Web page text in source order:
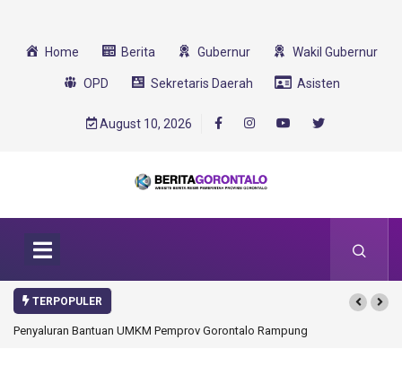
Home Berita Gubernur Wakil Gubernur
OPD Sekretaris Daerah Asisten
August 10, 2026
TERPOPULER
Rampung Gorontalo Ikut Dukung Program SMA Unggul Garuda